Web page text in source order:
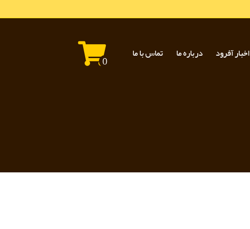
اخبار آفرود درباره ما تماس با ما 0